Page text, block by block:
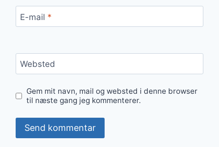
E-mail *
Websted
Gem mit navn, mail og websted i denne browser
til næste gang jeg kommenterer.